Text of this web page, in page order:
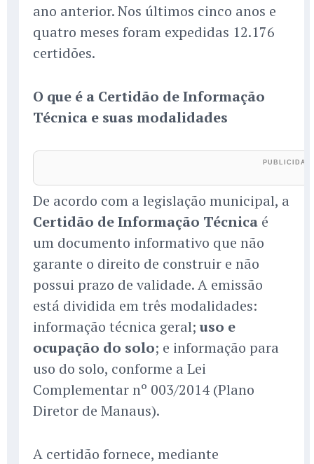
ano anterior. Nos últimos cinco anos e
quatro meses foram expedidas 12.176
certidões.
O que é a Certidão de Informação
Técnica e suas modalidades
De acordo com a legislação municipal, a
Certidão de Informação Técnica é
um documento informativo que não
garante o direito de construir e não
possui prazo de validade. A emissão
está dividida em três modalidades:
informação técnica geral; uso e
ocupação do solo; e informação para
uso do solo, conforme a Lei
Complementar nº 003/2014 (Plano
Diretor de Manaus).
A certidão fornece, mediante